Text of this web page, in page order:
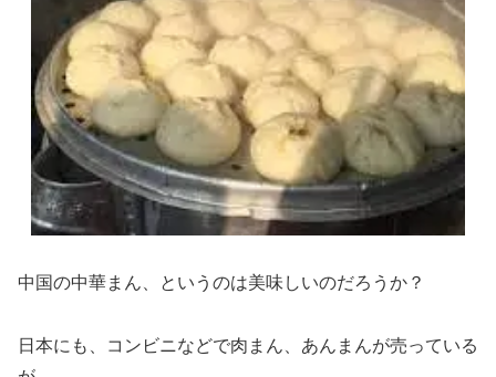
中国の中華まん、というのは美味しいのだろうか？
日本にも、コンビニなどで肉まん、あんまんが売っている